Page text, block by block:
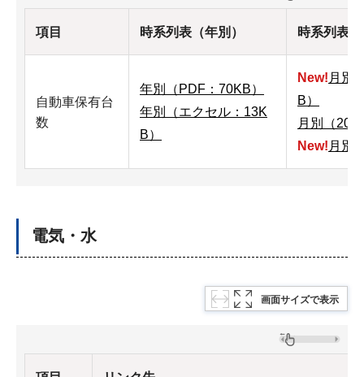
項目 時系列表（年別） 時系列表
自動車保有台
数
年別（PDF：70KB）
年別（エクセル：13K
B）
New! 月別
B）
月別（
New! 月別
電気・水
画面サイズで表示